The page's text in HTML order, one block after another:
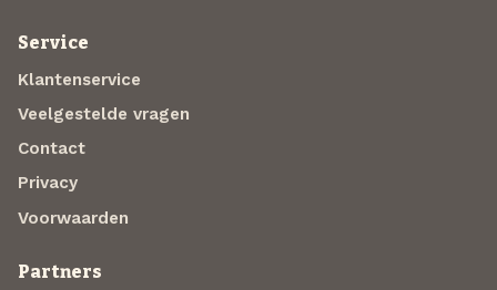
Service
Klantenservice
Veelgestelde vragen
Contact
Privacy
Voorwaarden
Partners